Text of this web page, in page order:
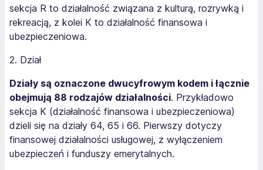
sekcja R to działalność związana z kulturą, rozrywką i
rekreacją, z kolei K to działalność finansowa i
ubezpieczeniowa.
2. Dział
Działy są oznaczone dwucyfrowym kodem i łącznie
obejmują 88 rodzajów działalności. Przykładowo
sekcja K (działalność finansowa i ubezpieczeniowa)
dzieli się na działy 64, 65 i 66. Pierwszy dotyczy
finansowej działalności usługowej, z wyłączeniem
ubezpieczeń i funduszy emerytalnych.